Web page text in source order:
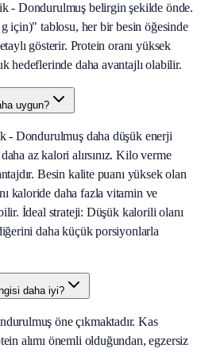
- Dondurulmuş belirgin şekilde önde.
için)" tablosu, her bir besin öğesinde
gösterir. Protein oranı yüksek
hedeflerinde daha avantajlı olabilir.
uygun?
- Dondurulmuş daha düşük enerji
az kalori alırsınız. Kilo verme
Besin kalite puanı yüksek olan
kaloride daha fazla vitamin ve
İdeal strateji: Düşük kalorili olanı
daha küçük porsiyonlarla
daha iyi?
öne çıkmaktadır. Kas
alımı önemli olduğundan, egzersiz